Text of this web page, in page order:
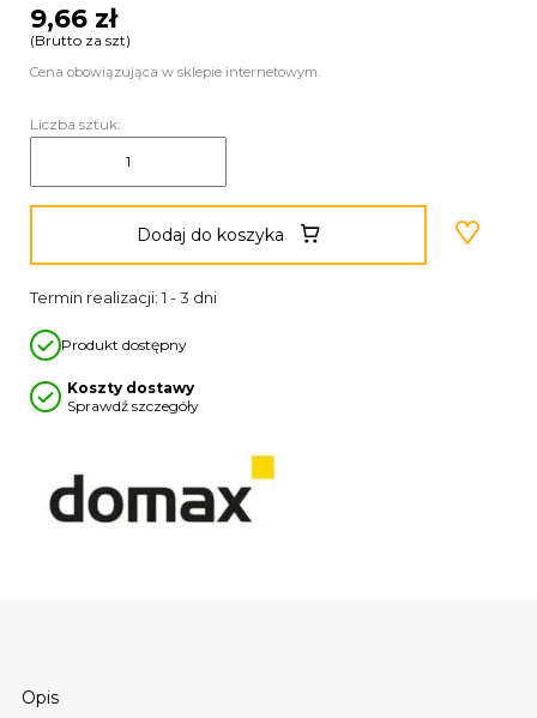
Opis
9,66 zł
(Brutto za szt)
Cena obowiązująca w sklepie internetowym.
Liczba sztuk:
Dodaj do koszyka
Termin realizacji: 1 - 3 dni
Produkt dostępny
Koszty dostawy
Sprawdź szczegóły